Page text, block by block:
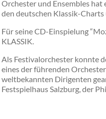
Orchester und Ensembles
den deutschen Klassik-
Für seine CD-Einspielung
KLASSIK.
Als Festivalorchester konnte
eines der führenden
weltbekannten Dirigenten
Festspielhaus Salzburg, der